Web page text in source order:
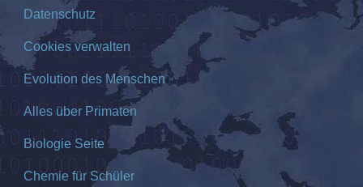
Datenschutz
Cookies verwalten
Evolution des Menschen
Alles über Primaten
Biologie Seite
Chemie für Schüler